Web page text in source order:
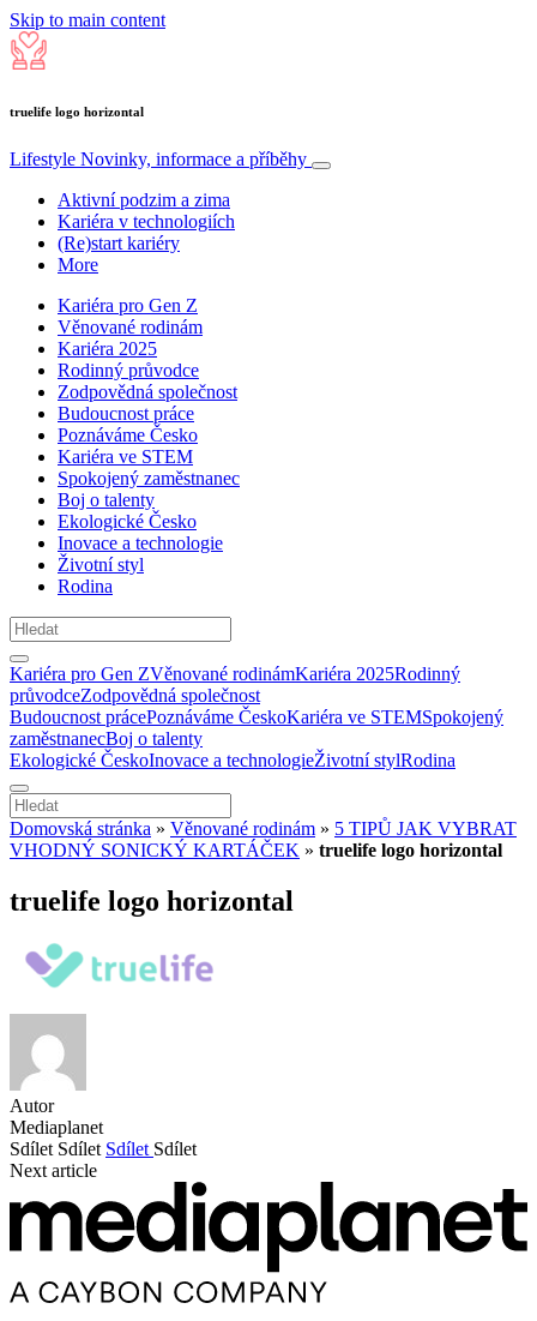
Skip to main content
truelife logo horizontal
Lifestyle Novinky, informace a příběhy
Aktivní podzim a zima
Kariéra v technologiích
(Re)start kariéry
More
Kariéra pro Gen Z
Věnované rodinám
Kariéra 2025
Rodinný průvodce
Zodpovědná společnost
Budoucnost práce
Poznáváme Česko
Kariéra ve STEM
Spokojený zaměstnanec
Boj o talenty
Ekologické Česko
Inovace a technologie
Životní styl
Rodina
Kariéra pro Gen ZVěnované rodinámKariéra 2025Rodinný
průvodceZodpovědná společnost
Budoucnost prácePoznáváme ČeskoKariéra ve STEMSpokojený
zaměstnanecBoj o talenty
Ekologické ČeskoInovace a technologieŽivotní stylRodina
Domovská stránka » Věnované rodinám » 5 TIPŮ JAK VYBRAT
VHODNÝ SONICKÝ KARTÁČEK » truelife logo horizontal
truelife logo horizontal
Autor
Mediaplanet
Sdílet Sdílet Sdílet Sdílet
Next article